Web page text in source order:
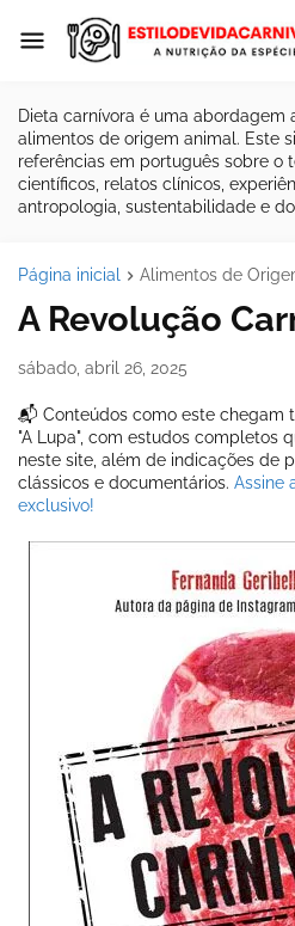
Dieta carnívora é uma abordagem
alimentos de origem animal. Este
referências em português sobre o
científicos, relatos clínicos,
antropologia, sustentabilidade e
Página inicial Alimentos de
A Revolução
sábado, abril 26, 2025
📬 Conteúdos como este chegam
"A Lupa", com estudos completos
neste site, além de indicações de
clássicos e documentários. Assine
exclusivo!